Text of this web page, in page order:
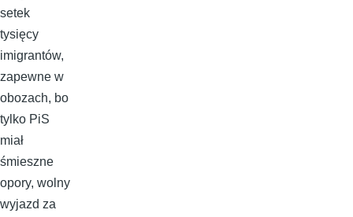
setek
tysięcy
imigrantów,
zapewne w
obozach, bo
tylko PiS
miał
śmieszne
opory, wolny
wyjazd za